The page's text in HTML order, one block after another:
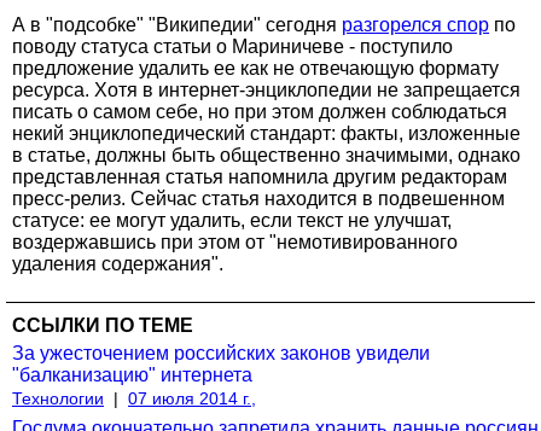
А в "подсобке" "Википедии" сегодня разгорелся спор по
поводу статуса статьи о Мариничеве - поступило
предложение удалить ее как не отвечающую формату
ресурса. Хотя в интернет-энциклопедии не запрещается
писать о самом себе, но при этом должен соблюдаться
некий энциклопедический стандарт: факты, изложенные
в статье, должны быть общественно значимыми, однако
представленная статья напомнила другим редакторам
пресс-релиз. Сейчас статья находится в подвешенном
статусе: ее могут удалить, если текст не улучшат,
воздержавшись при этом от "немотивированного
удаления содержания".
ССЫЛКИ ПО ТЕМЕ
За ужесточением российских законов увидели
"балканизацию" интернета
Технологии | 07 июля 2014 г.,